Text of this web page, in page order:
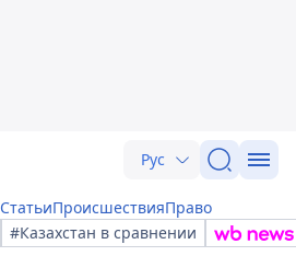
Рус
СтатьиПроисшествияПраво
#Казахстан в сравнении